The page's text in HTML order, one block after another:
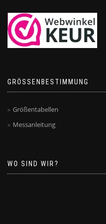
GRÖSSENBESTIMMUNG
Größentabellen
Messanleitung
WO SIND WIR?